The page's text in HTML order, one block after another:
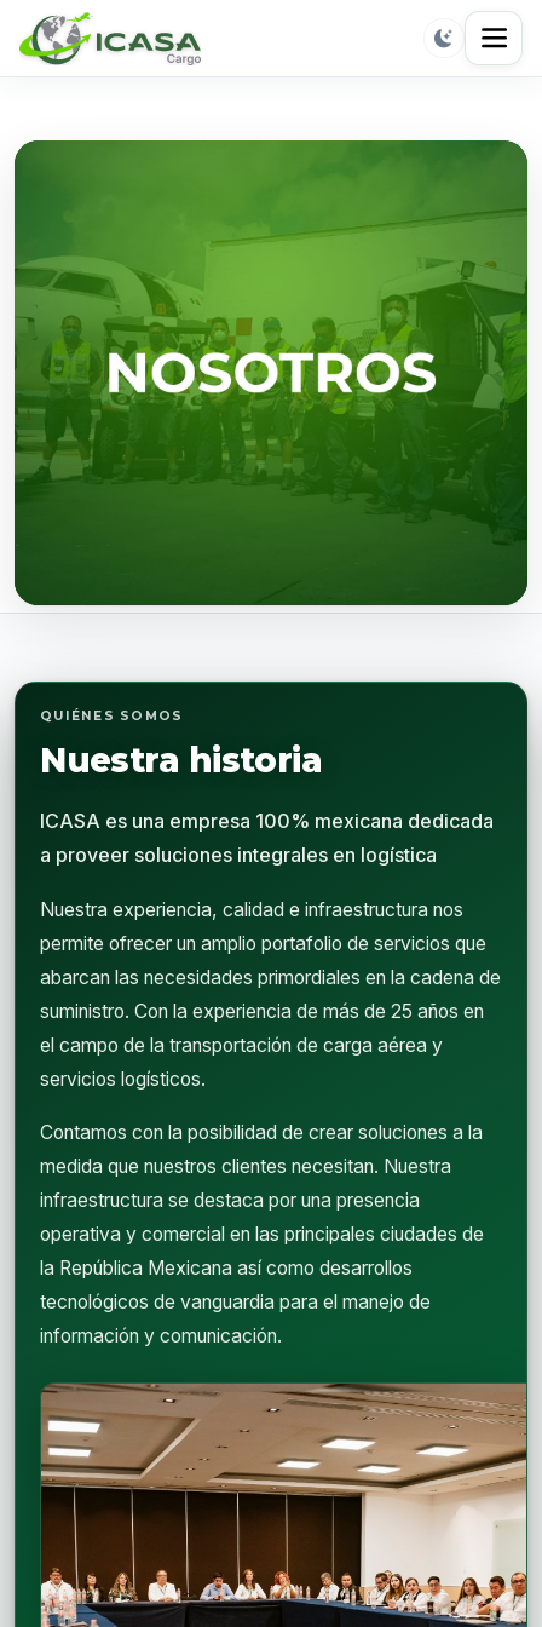
Nosotros
QUIÉNES SOMOS
Nuestra historia
ICASA es una empresa 100% mexicana dedicada
a proveer soluciones integrales en logística
Nuestra experiencia, calidad e infraestructura nos
permite ofrecer un amplio portafolio de servicios que
abarcan las necesidades primordiales en la cadena de
suministro. Con la experiencia de más de 25 años en
el campo de la transportación de carga aérea y
servicios logísticos.
Contamos con la posibilidad de crear soluciones a la
medida que nuestros clientes necesitan. Nuestra
infraestructura se destaca por una presencia
operativa y comercial en las principales ciudades de
la República Mexicana así como desarrollos
tecnológicos de vanguardia para el manejo de
información y comunicación.